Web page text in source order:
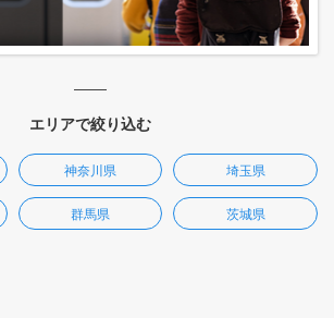
エリアで絞り込む
神奈川県 埼玉県
群馬県 茨城県